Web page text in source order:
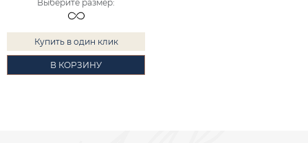
Выберите размер:
Купить в один клик
В КОРЗИНУ